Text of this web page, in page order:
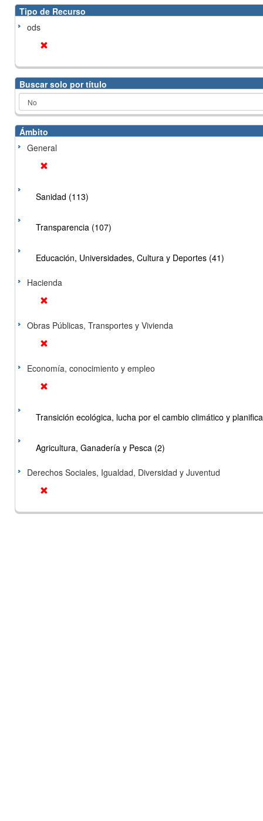
Tipo de Recurso
ods
Buscar solo por título
Ámbito
General
Sanidad (113)
Transparencia (107)
Educación, Universidades, Cultura y Deportes (41)
Hacienda
Obras Públicas, Transportes y Vivienda
Economía, conocimiento y empleo
Transición ecológica, lucha por el cambio climático y
Agricultura, Ganadería y Pesca (2)
Derechos Sociales, Igualdad, Diversidad y Juventud